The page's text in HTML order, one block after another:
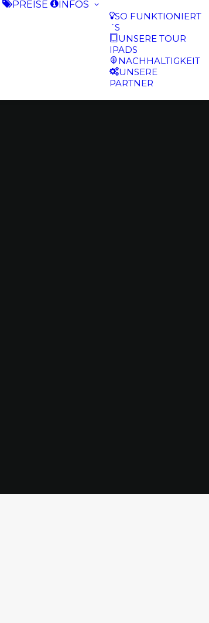
PREISE
INFOS
SO FUNKTIONIERT
´S
UNSERE TOUR
IPADS
NACHHALTIGKEIT
UNSERE
PARTNER